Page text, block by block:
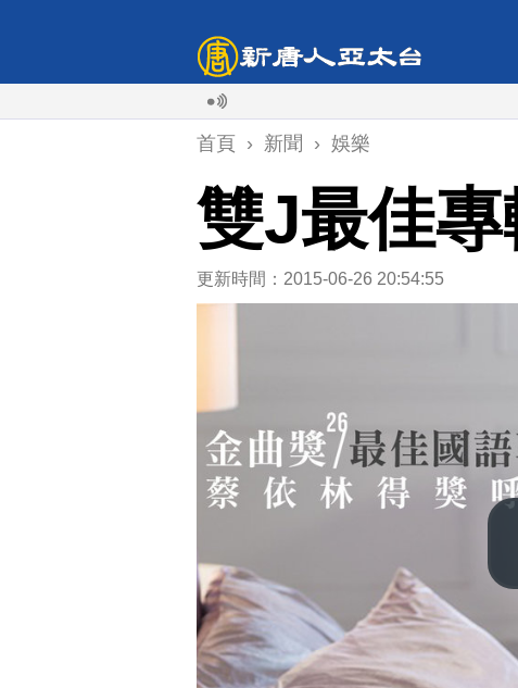
首頁 › 新聞 › 娛樂
雙J最佳
更新時間：2015-06-26 20:54:55